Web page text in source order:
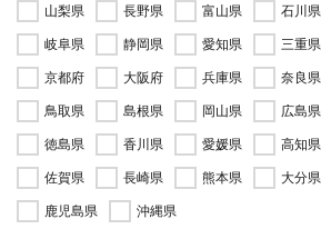
山梨県
長野県 富山県 石川県
岐阜県
静岡県 愛知県 三重県
京都府
大阪府 兵庫県 奈良県
鳥取県
島根県 岡山県 広島県
徳島県
香川県 愛媛県 高知県
佐賀県
長崎県 熊本県 大分県
鹿児島県
沖縄県